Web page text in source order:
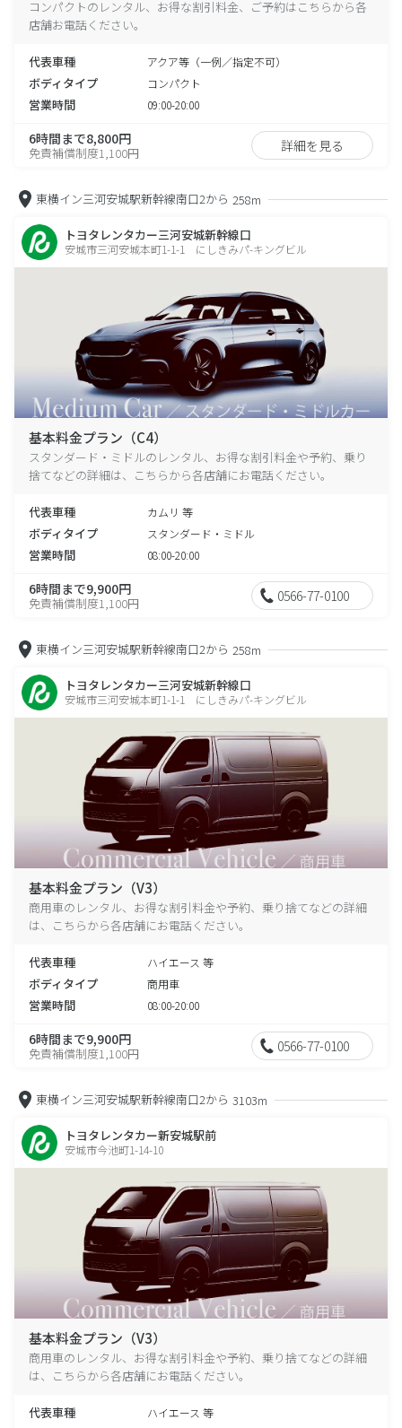
コンパクトのレンタル、お得な割引料金、ご予約はこちらから各
店舗お電話ください。
代表車種 アクア等（一例／指定不可）
ボディタイプ コンパクト
営業時間 09:00-20:00
6時間まで8,800円
免責補償制度1,100円 詳細を見る
東横イン三河安城駅新幹線南口2から 258m
トヨタレンタカー三河安城新幹線口
安城市三河安城本町1-1-1 にしきみパ-キングビル
基本料金プラン（C4）
スタンダード・ミドルのレンタル、お得な割引料金や予約、乗り
捨てなどの詳細は、こちらから各店舗にお電話ください。
代表車種 カムリ 等
ボディタイプ スタンダード・ミドル
営業時間 08:00-20:00
6時間まで9,900円
免責補償制度1,100円 0566-77-0100
東横イン三河安城駅新幹線南口2から 258m
トヨタレンタカー三河安城新幹線口
安城市三河安城本町1-1-1 にしきみパ-キングビル
基本料金プラン（V3）
商用車のレンタル、お得な割引料金や予約、乗り捨てなどの詳細
は、こちらから各店舗にお電話ください。
代表車種 ハイエース 等
ボディタイプ 商用車
営業時間 08:00-20:00
6時間まで9,900円
免責補償制度1,100円 0566-77-0100
東横イン三河安城駅新幹線南口2から 3103m
トヨタレンタカー新安城駅前
安城市今池町1-14-10
基本料金プラン（V3）
商用車のレンタル、お得な割引料金や予約、乗り捨てなどの詳細
は、こちらから各店舗にお電話ください。
代表車種 ハイエース 等